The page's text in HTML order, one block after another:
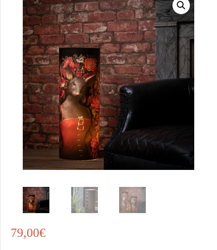
79,00€